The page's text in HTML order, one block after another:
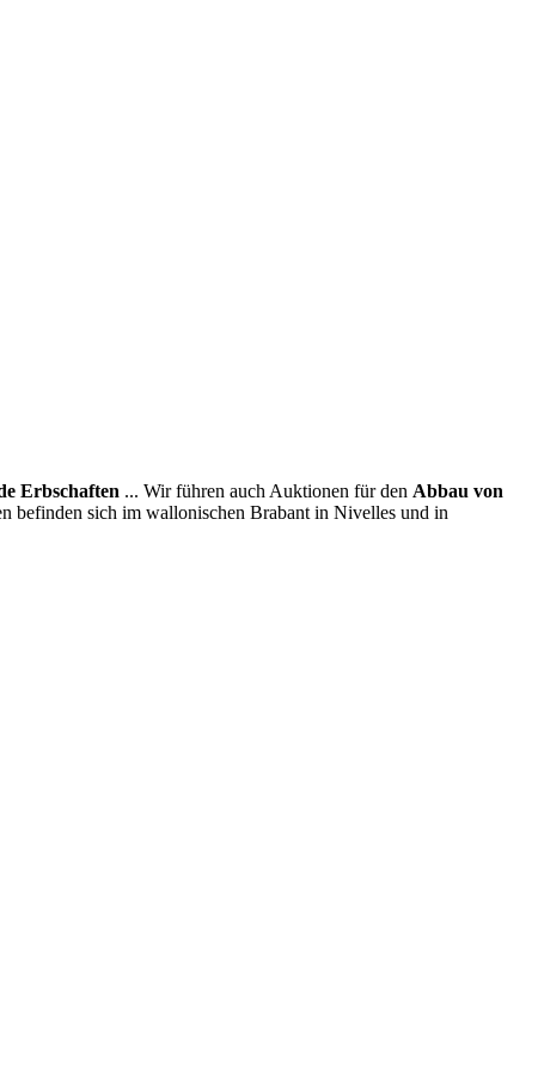
Erbschaften ... Wir führen auch Auktionen für den Abbau von
befinden sich im wallonischen Brabant in Nivelles und in